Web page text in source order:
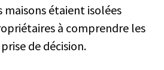
étaient isolées
à comprendre les
de décision.